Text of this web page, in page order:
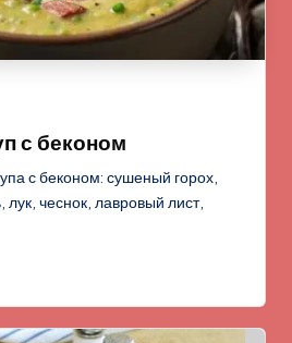
с беконом
с беконом: сушеный горох,
чеснок, лавровый лист,